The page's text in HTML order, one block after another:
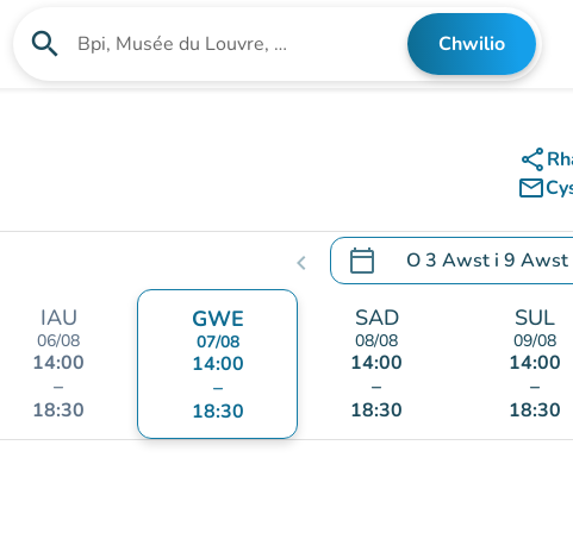
search Chwilio am sefydliad Chwilio
share
mail_outline
chevron_left calendar_today O3 Awst i 9 Awst
.Agor y calendr i newid
IAU
06/08
14:00
–
18:30
GWE
07/08
14:00
–
18:30
SAD
08/08
14:00
–
18:30
SUL
09/08
14:00
–
18:30